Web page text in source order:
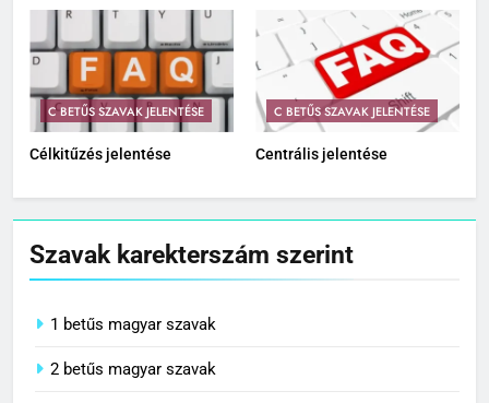
C BETŰS SZAVAK JELENTÉSE
Célkitűzés jelentése
C BETŰS SZAVAK JELENTÉSE
Centrális jelentése
Szavak karekterszám szerint
1 betűs magyar szavak
2 betűs magyar szavak